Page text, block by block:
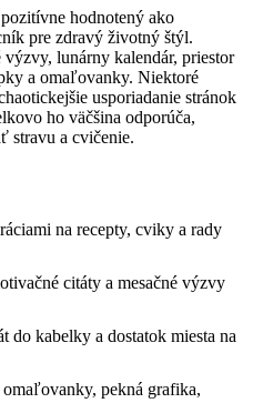
hodnotený ako
pre zdravý životný štýl.
výzvy, lunárny kalendár, priestor
a omaľovanky. Niektoré
usporiadanie stránok
ho väčšina odporúča,
stravu a cvičenie.
na recepty, cviky a rady
citáty a mesačné výzvy
do kabelky a dostatok miesta na
pekná grafika,